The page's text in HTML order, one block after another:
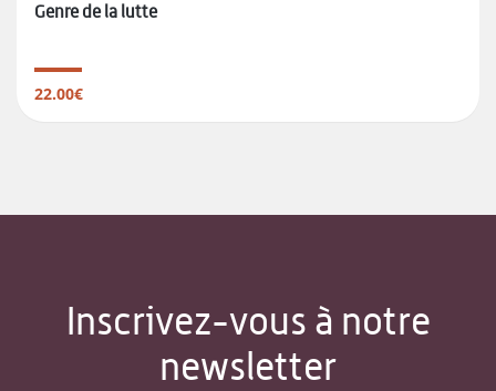
Genre de la lutte
22.00€
Inscrivez-vous à notre
newsletter